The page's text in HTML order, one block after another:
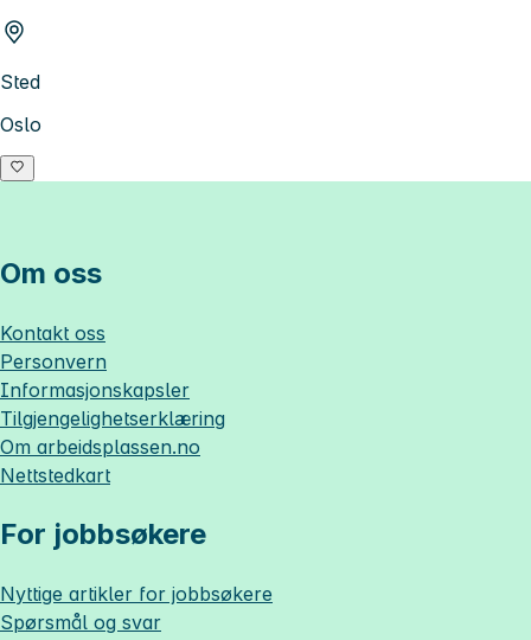
Sted
Oslo
Om oss
Kontakt oss
Personvern
Informasjonskapsler
Tilgjengelighetserklæring
Om arbeidsplassen.no
Nettstedkart
For jobbsøkere
Nyttige artikler for jobbsøkere
Spørsmål og svar